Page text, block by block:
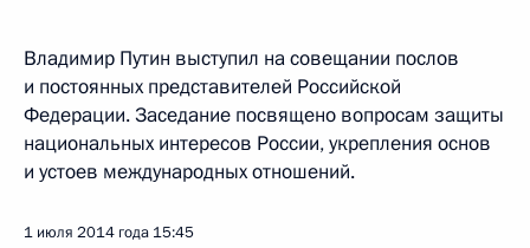
Владимир Путин выступил на совещании послов
и постоянных представителей Российской
Федерации. Заседание посвящено вопросам защиты
национальных интересов России, укрепления основ
и устоев международных отношений.
1 июля 2014 года 15:45